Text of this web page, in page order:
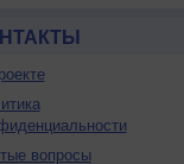
вопросы